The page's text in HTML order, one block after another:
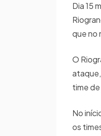
Dia 15
que no
O
time
No
os